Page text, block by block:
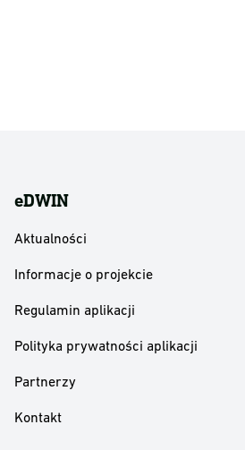
eDWIN
Aktualności
Informacje o projekcie
Regulamin aplikacji
Polityka prywatności aplikacji
Partnerzy
Kontakt